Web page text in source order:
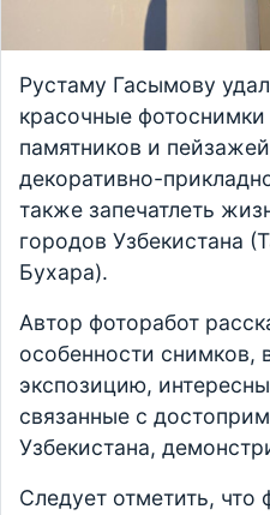
Рустаму Гасымову
красочные фотоснимки
памятников и
декоративно-
также запечатлеть
городов Узбекистана
Бухара).
Автор фоторабот
особенности снимков,
экспозицию,
связанные с
Узбекистана,
Следует отметить, что